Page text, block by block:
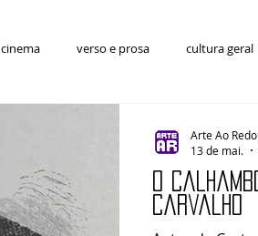
cinema verso e prosa cultura geral
O
Carvalho
Arte Ao
13 de mai.